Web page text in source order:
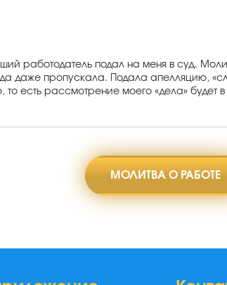
работодатель подал на меня в суд.
даже пропускала. Подала апелляцию,
есть рассмотрение моего «дела» будет
МОЛИТВА О РАБОТЕ